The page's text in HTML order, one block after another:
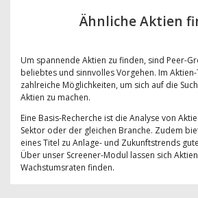
Ähnliche Aktien
Um spannende Aktien zu finden, sind Peer-
beliebtes und sinnvolles Vorgehen. Im
zahlreiche Möglichkeiten, um sich auf die
Aktien zu machen.
Eine Basis-Recherche ist die Analyse von
Sektor oder der gleichen Branche. Zudem
eines Titel zu Anlage- und Zukunftstrends
Über unser Screener-Modul lassen sich
Wachstumsraten finden.